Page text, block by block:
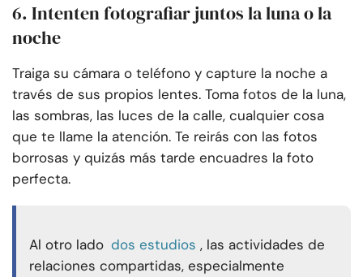
6. Intenten fotografiar juntos la luna o la
noche
Traiga su cámara o teléfono y capture la noche a
través de sus propios lentes. Toma fotos de la luna,
las sombras, las luces de la calle, cualquier cosa
que te llame la atención. Te reirás con las fotos
borrosas y quizás más tarde encuadres la foto
perfecta.
Al otro lado dos estudios , las actividades de
relaciones compartidas, especialmente